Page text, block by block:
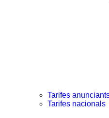
Tarifes
Tarifes nacionals